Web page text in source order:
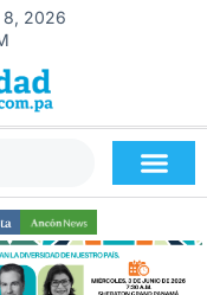
8, 2026